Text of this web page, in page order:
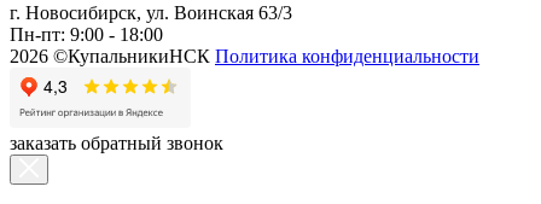
г. Новосибирск, ул. Воинская 63/3
Пн-пт: 9:00 - 18:00
2026 ©КупальникиНСК Политика конфиденциальности
заказать обратный звонок